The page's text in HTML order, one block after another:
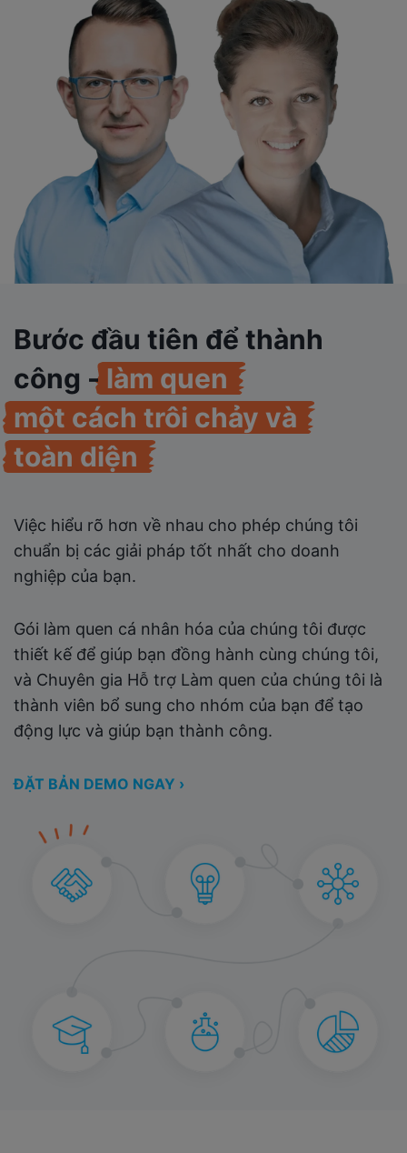
Bước đầu tiên để thành
công - làm quen
một cách trôi chảy và
toàn diện
Việc hiểu rõ hơn về nhau cho phép chúng tôi
chuẩn bị các giải pháp tốt nhất cho doanh
nghiệp của bạn.
Gói làm quen cá nhân hóa của chúng tôi được
thiết kế để giúp bạn đồng hành cùng chúng tôi,
và Chuyên gia Hỗ trợ Làm quen của chúng tôi là
thành viên bổ sung cho nhóm của bạn để tạo
động lực và giúp bạn thành công.
ĐẶT BẢN DEMO NGAY ›